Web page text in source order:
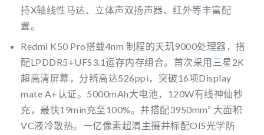
持X轴线性马达、立体声双扬声器、红外等丰富配
置。
Redmi K50 Pro搭载4nm 制程的天玑9000处理器，搭
配LPDDR5+UFS3.1运存内存组合。首次采用三星2K
超高清屏幕，分辨高达526ppi，突破16项Display
mate A+认证。5000mAh大电池，120W有线神仙秒
充，最快19min充至100%。并搭配3950mm² 大面积
VC液冷散热。一亿像素超清主摄并标配OIS光学防